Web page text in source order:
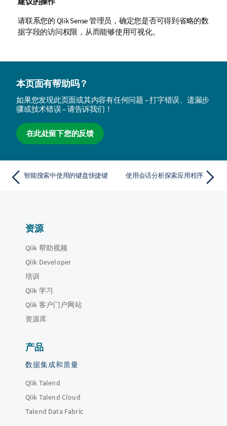
请联系您的 Qlik Sense管理员，确定您是否可得到省略的数
据字段的访问权限，从而能够使用可视化。
本页面有帮助吗？
如果您发现此页面或其内容有任何问题 – 打字错误、遗漏步
骤或技术错误 – 请告诉我们！
在此处留下您的反馈
智能搜索中使用的键盘快捷键 使用会话分析探索应用程序
资源
Qlik 帮助视频
Qlik Developer
培训
Qlik 学习
Qlik 客户门户网站
资源库
产品
数据集成和质量
Qlik Talend
Qlik Talend Cloud
Talend Data Fabric